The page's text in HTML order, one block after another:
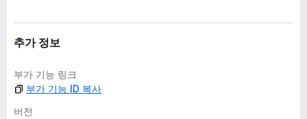
추가 정보
부가 기능 링크
부가 기능 ID 복사
버전